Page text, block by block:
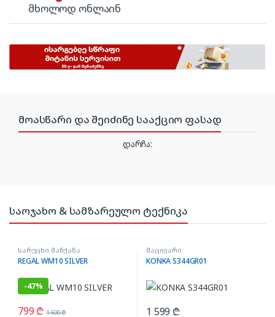
მხოლოდ ონლაინ
მოასწარი და შეიძინე სააქციო ფასად
დარჩა:
საოჯახო & სამზარეულო ტექნიკა
სარეცხი მანქანა
REGAL WM10 SILVER
-47%
799 ₾ 1 500₾
მაცივარი
KONKA S344GR01
1 599 ₾